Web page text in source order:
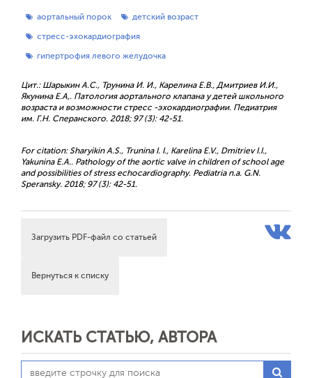
аортальный порок
детский возраст
стресс-эхокардиография
гипертрофия левого желудочка
Цит.: Шарыкин А.С., Трунина И. И., Карелина Е.В., Дмитриев И.И.,
Якунина Е.А,. Патология аортального клапана у детей школьного
возраста и возможности стресс -эхокардиографии. Педиатрия
им. Г.Н. Сперанского. 2018; 97 (3): 42-51.
For citation: Sharyikin A.S., Trunina I. I., Karelina E.V., Dmitriev I.I.,
Yakunina E.A.. Pathology of the aortic valve in children of school age
and possibilities of stress echocardiography. Pediatria n.a. G.N.
Speransky. 2018; 97 (3): 42-51.
Загрузить PDF-файл со статьей
Вернуться к списку
ИСКАТЬ СТАТЬЮ, АВТОРА